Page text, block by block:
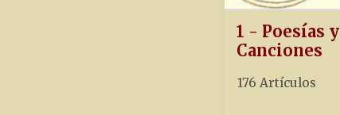
1 - Poesías y
Canciones
176 Artículos